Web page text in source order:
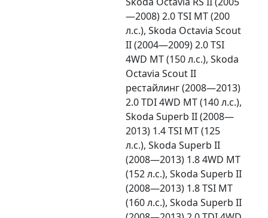
—2008) 2.0 TSI MT (200
л.с.), Skoda Octavia Scout
II (2004—2009) 2.0 TSI
4WD MT (150 л.с.), Skoda
Octavia Scout II
рестайлинг (2008—2013)
2.0 TDI 4WD MT (140 л.с.),
Skoda Superb II (2008—
2013) 1.4 TSI MT (125
л.с.), Skoda Superb II
(2008—2013) 1.8 4WD MT
(152 л.с.), Skoda Superb II
(2008—2013) 1.8 TSI MT
(160 л.с.), Skoda Superb II